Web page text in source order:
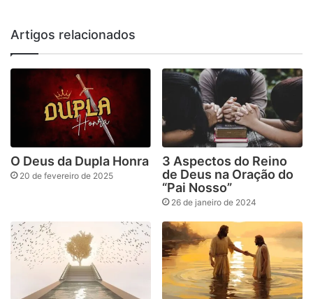
Artigos relacionados
O Deus da Dupla Honra
20 de fevereiro de 2025
3 Aspectos do Reino
de Deus na Oração do
“Pai Nosso”
26 de janeiro de 2024